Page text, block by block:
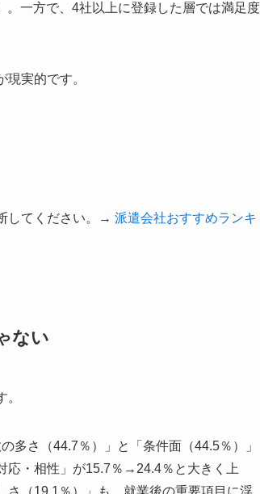
一方で、4社以上に登録した層では満足度
実的です。
してください。→ 派遣会社おすすめランキ
ない
多さ（44.7％）」と「条件面（44.5％）」
応・相性」が15.7％→24.4％と大きく上
（19.1％）」も、就業後の重要項目に浮